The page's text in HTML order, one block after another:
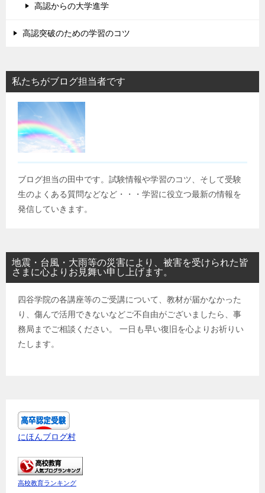
高認からの大学進学
高認突破のための学習のコツ
私たちがブログ担当者です
ブログ担当の田中です。試験情報や学習のコツ、そして受験
生のよくある質問などなど・・・学習に役立つ最新の情報を
発信していきます。
地震・台風・大雨等の災害により、被害を受けられた皆
さまに心よりお見舞い申し上げます。
四谷学院の各講座等のご受講について、教材が届かなかった
り、傷んで活用できないなどご不自由がございましたら、事
務局までご相談ください。 一日も早い復旧を心よりお祈りい
たします。
にほんブログ村
高校教育ランキング